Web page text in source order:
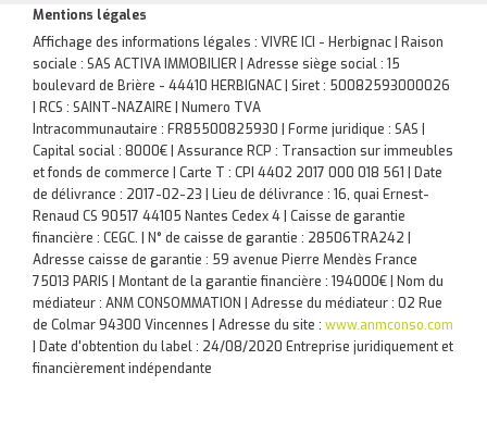
Mentions légales
Affichage des informations légales : VIVRE ICI - Herbignac | Raison
sociale : SAS ACTIVA IMMOBILIER | Adresse siège social : 15
boulevard de Brière - 44410 HERBIGNAC | Siret : 50082593000026
| RCS : SAINT-NAZAIRE | Numero TVA
Intracommunautaire : FR85500825930 | Forme juridique : SAS |
Capital social : 8000€ | Assurance RCP : Transaction sur immeubles
et fonds de commerce | Carte T : CPI 4402 2017 000 018 561 | Date
de délivrance : 2017-02-23 | Lieu de délivrance : 16, quai Ernest-
Renaud CS 90517 44105 Nantes Cedex 4 | Caisse de garantie
financière : CEGC. | N° de caisse de garantie : 28506TRA242 |
Adresse caisse de garantie : 59 avenue Pierre Mendès France
75013 PARIS | Montant de la garantie financière : 194000€ | Nom du
médiateur : ANM CONSOMMATION | Adresse du médiateur : 02 Rue
de Colmar 94300 Vincennes | Adresse du site : www.anmconso.com
| Date d'obtention du label : 24/08/2020 Entreprise juridiquement et
financièrement indépendante